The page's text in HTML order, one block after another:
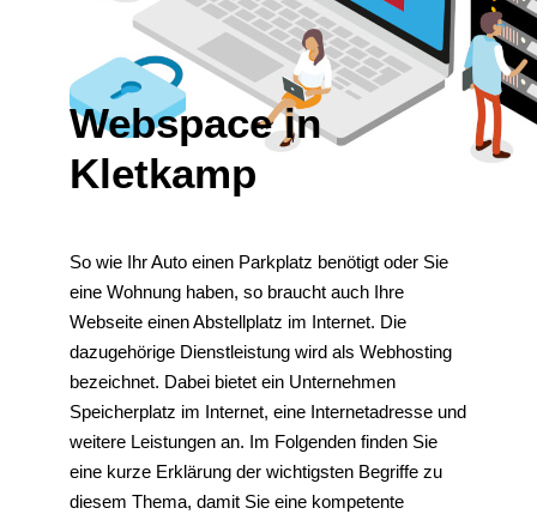
Webspace in
Kletkamp
So wie Ihr Auto einen Parkplatz benötigt oder Sie
eine Wohnung haben, so braucht auch Ihre
Webseite einen Abstellplatz im Internet. Die
dazugehörige Dienstleistung wird als Webhosting
bezeichnet. Dabei bietet ein Unternehmen
Speicherplatz im Internet, eine Internetadresse und
weitere Leistungen an. Im Folgenden finden Sie
eine kurze Erklärung der wichtigsten Begriffe zu
diesem Thema, damit Sie eine kompetente